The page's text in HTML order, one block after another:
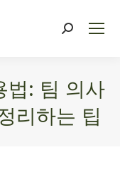
법: 팀 의사
리하는 팁